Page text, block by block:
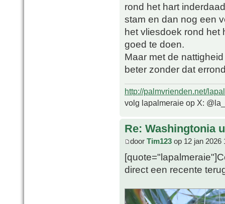
rond het hart
stam en dan nog een
het vliesdoek rond het
goed te doen.
Maar met de
beter zonder dat
http://palmvrienden.net/
volg lapalmeraie op X:
Re: Washingtonia
door Tim123 op 12 jan 2026
direct een recente